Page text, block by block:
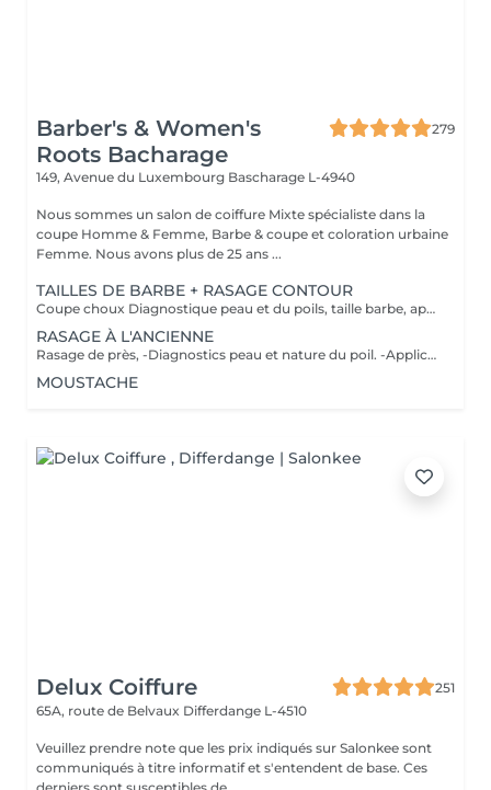
Barber's & Women's
Roots Bacharage
279
149, Avenue du Luxembourg Bascharage L-4940
Nous sommes un salon de coiffure Mixte spécialiste dans la
coupe Homme & Femme, Barbe & coupe et coloration urbaine
Femme. Nous avons plus de 25 ans ...
TAILLES DE BARBE + RASAGE CONTOUR
Coupe choux Diagnostique peau et du poils, taille barbe, application d'un pre shave ou huile de rasage, bain chaud, rasage contour avec mousse à l'ancienne, bain froid et pour finir soin pierre d'alun ou after shave et massage faciale
RASAGE À L'ANCIENNE
Rasage de près, -Diagnostics peau et nature du poil. -Application d'un pré shave ou huile de rasage. -Bain chaud avec vapothérapie aux huiles essentielles. -Premier passage de lames avec mousse à l'ancienne, rinçage de la peau, deuxième passage de lames, bain froid. -Soin avec pierre d'alun ou after shave. -Massage faciale.
MOUSTACHE
Delux Coiffure
251
65A, route de Belvaux Differdange L-4510
Veuillez prendre note que les prix indiqués sur Salonkee sont
communiqués à titre informatif et s'entendent de base. Ces